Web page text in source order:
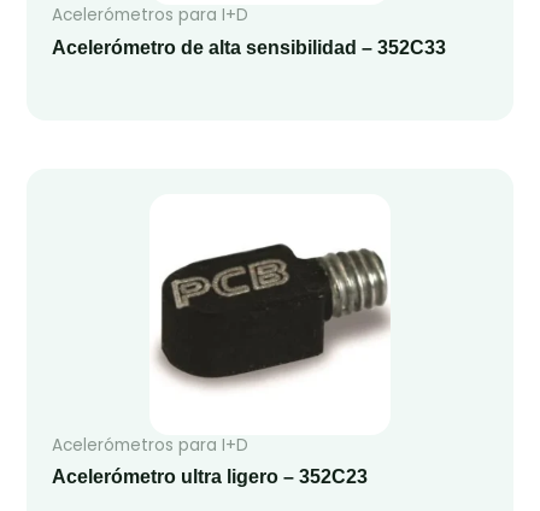
Acelerómetros para I+D
Acelerómetro de alta sensibilidad – 352C33
Acelerómetros para I+D
Acelerómetro ultra ligero – 352C23